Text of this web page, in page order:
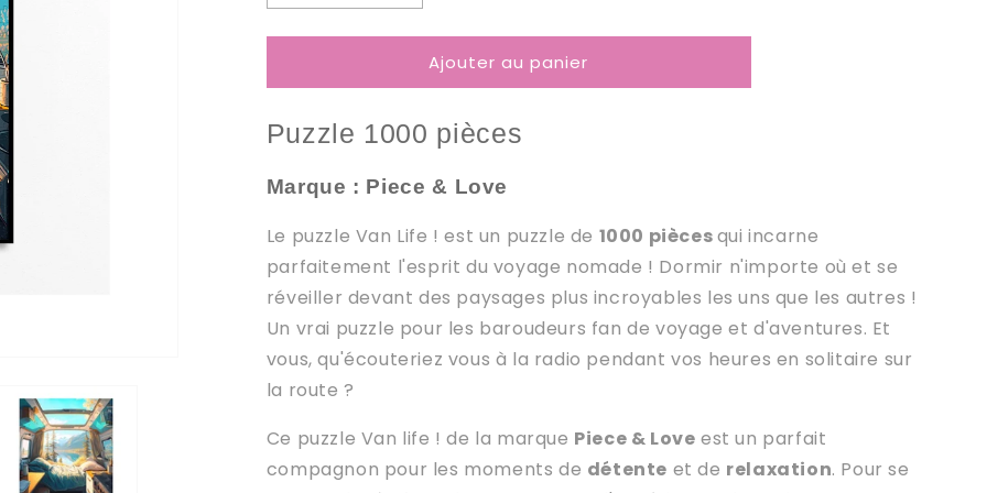
la
quantité
Puzzle
pièces
Van
life
la
quantité
Puzzle
pièces
Van
life
Ajouter au panier
Puzzle 1000 pièces
Marque : Piece & Love
Le puzzle Van Life ! est un puzzle de 1000 piècesquiincarne
parfaitement l'esprit du voyage nomade ! Dormir n'importe où et se
réveiller devant des paysages plus incroyables les uns que les autres !
Un vrai puzzle pour les baroudeurs fan de voyage et d'aventures. Et
vous, qu'écouteriez vous à la radio pendant vos heures en solitaire sur
la route ?
Ce puzzle Van life ! de la marque Piece & Love est un parfait
compagnon pour les moments de détente et de relaxation. Pour se